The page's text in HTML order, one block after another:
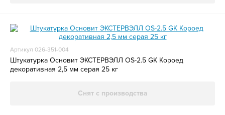
Артикул 026-351-004
Штукатурка Основит ЭКСТЕРВЭЛЛ OS-2.5 GK Короед
декоративная 2,5 мм серая 25 кг
Снят с производства